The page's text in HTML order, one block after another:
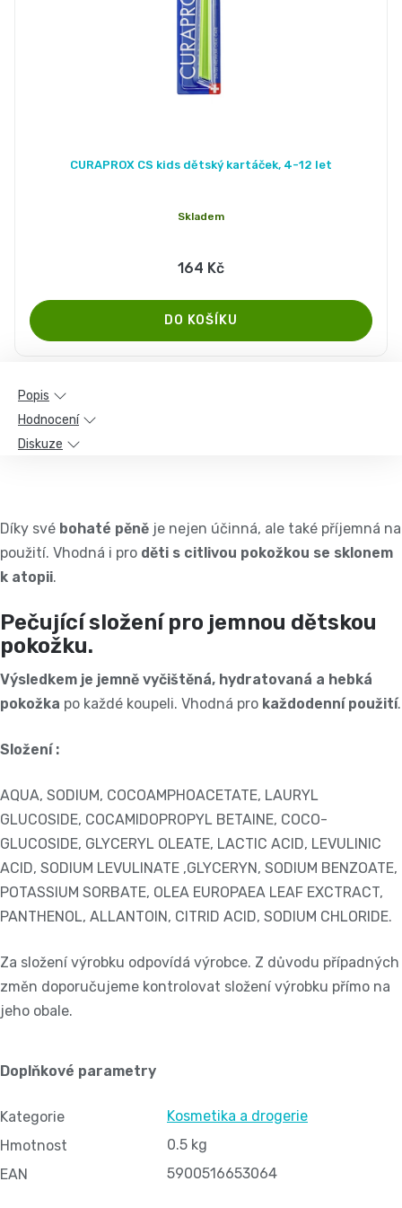
CURAPROX CS kids dětský kartáček, 4-12 let
Skladem
164 Kč
Popis
Hodnocení
Diskuze
Díky své bohaté pěně je nejen účinná, ale také příjemná na
použití. Vhodná i pro děti s citlivou pokožkou se sklonem
k atopii.
Pečující složení pro jemnou dětskou
pokožku.
Výsledkem je jemně vyčištěná, hydratovaná a hebká
pokožka po každé koupeli. Vhodná pro každodenní použití.
Složení :
AQUA, SODIUM, COCOAMPHOACETATE, LAURYL
GLUCOSIDE, COCAMIDOPROPYL BETAINE, COCO-
GLUCOSIDE, GLYCERYL OLEATE, LACTIC ACID, LEVULINIC
ACID, SODIUM LEVULINATE ,GLYCERYN, SODIUM BENZOATE,
POTASSIUM SORBATE, OLEA EUROPAEA LEAF EXCTRACT,
PANTHENOL, ALLANTOIN, CITRID ACID, SODIUM CHLORIDE.
Za složení výrobku odpovídá výrobce. Z důvodu případných
změn doporučujeme kontrolovat složení výrobku přímo na
jeho obale.
Doplňkové parametry
Kategorie
Kosmetika a drogerie
Hmotnost
0.5 kg
EAN
5900516653064